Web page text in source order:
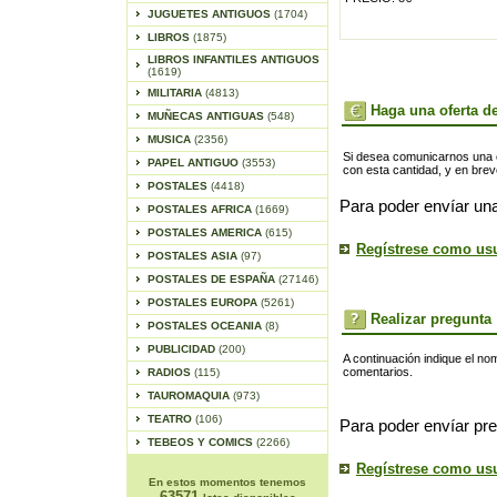
JUGUETES ANTIGUOS (1704)
LIBROS (1875)
LIBROS INFANTILES ANTIGUOS
(1619)
MILITARIA (4813)
MUÑECAS ANTIGUAS (548)
MUSICA (2356)
PAPEL ANTIGUO (3553)
POSTALES (4418)
POSTALES AFRICA (1669)
POSTALES AMERICA (615)
POSTALES ASIA (97)
POSTALES DE ESPAÑA (27146)
POSTALES EUROPA (5261)
POSTALES OCEANIA (8)
PUBLICIDAD (200)
RADIOS (115)
TAUROMAQUIA (973)
TEATRO (106)
TEBEOS Y COMICS (2266)
En estos momentos tenemos
Haga una oferta
Si desea comunicarnos
con esta cantidad, y en
Para poder envíar
Regístrese como
Realizar pregunta
A continuación indique el
comentarios.
Para poder envíar
Regístrese como